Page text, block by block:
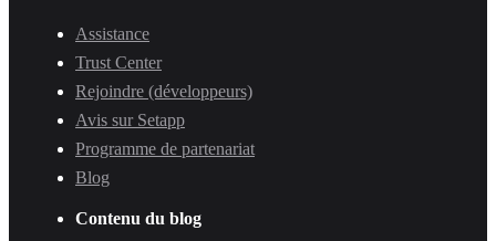
Assistance
Trust Center
Rejoindre (développeurs)
Avis sur Setapp
Programme de partenariat
Blog
Contenu du blog